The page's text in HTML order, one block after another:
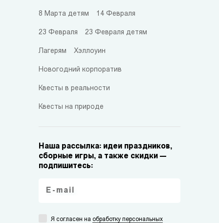
8 Марта детям 14 Февраля
23 Февраля 23 Февраля детям
Лагерям Хэллоуин
Новогодний корпоратив
Квесты в реальности
Квесты на природе
Наша рассылка: идеи праздников,
сборные игры, а также скидки —
подпишитесь:
Я согласен на обработку персональных